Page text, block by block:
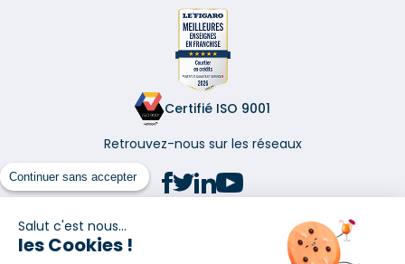
Continuer sans accepter
Salut c'est nous...
les Cookies !
Certifié ISO 9001
Retrouvez-nous sur les réseaux
(1) Taux fixe national hors assurance et selon votre profil